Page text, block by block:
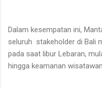
Dalam kesempatan ini,
seluruh stakeholder di Bali
pada saat libur Lebaran,
hingga keamanan